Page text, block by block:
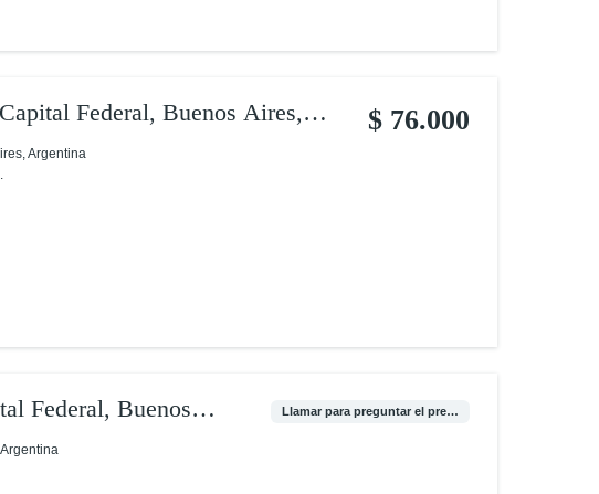
Federal, Buenos Aires,
Argentina
$ 76.000
Federal, Buenos
Llamar para preguntar el precio